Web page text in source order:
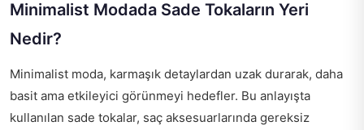
Minimalist Modada Sade Tokaların Yeri
Nedir?
Minimalist moda, karmaşık detaylardan uzak durarak, daha
basit ama etkileyici görünmeyi hedefler. Bu anlayışta
kullanılan sade tokalar, saç aksesuarlarında gereksiz